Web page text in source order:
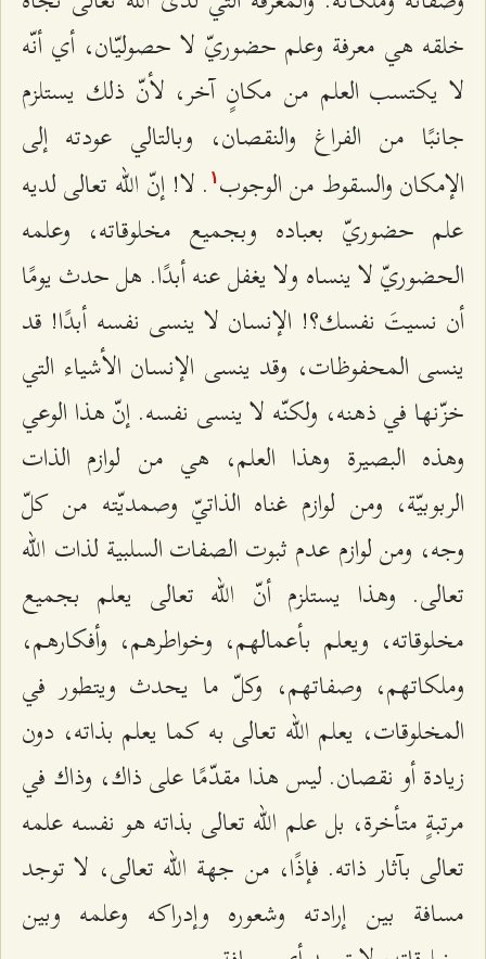
خلقه هي معرفة وعلم حضوريّ لا حصوليّان، أي أنّه
لا يكتسب العلم من مكانٍ آخر، لأنّ ذلك يستلزم
جانبًا من الفراغ والنقصان، وبالتالي عودته إلى
الإمكان والسقوط من الوجوب ۱ . لا! إنّ الله تعالى لديه
علم حضوريّ بعباده وبجميع مخلوقاته، وعلمه
الحضوريّ لا ينساه ولا يغفل عنه أبدًا. هل حدث يومًا
أن نسيتَ نفسك؟! الإنسان لا ينسى نفسه أبدًا! قد
ينسى المحفوظات، وقد ينسى الإنسان الأشياء التي
خزّنها في ذهنه، ولكنّه لا ينسى نفسه. إنّ هذا الوعي
وهذه البصيرة وهذا العلم، هي من لوازم الذات
الربوبيّة، ومن لوازم غناه الذاتيّ وصمديّته من كلّ
وجه، ومن لوازم عدم ثبوت الصفات السلبية لذات الله
تعالى. وهذا يستلزم أنّ الله تعالى يعلم بجميع
مخلوقاته، ويعلم بأعمالهم، وخواطرهم، وأفكارهم،
وملكاتهم، وصفاتهم، وكلّ ما يحدث ويتطور في
المخلوقات، يعلم الله تعالى به كما يعلم بذاته، دون
زيادة أو نقصان. ليس هذا مقدّمًا على ذاك، وذاك في
مرتبةٍ متأخرة، بل علم الله تعالى بذاته هو نفسه علمه
تعالى بآثار ذاته. فإذًا، من جهة الله تعالى، لا توجد
مسافة بين إرادته وشعوره وإدراكه وعلمه وبين